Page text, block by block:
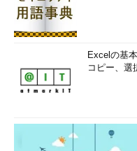
Excelの基
コピー、選